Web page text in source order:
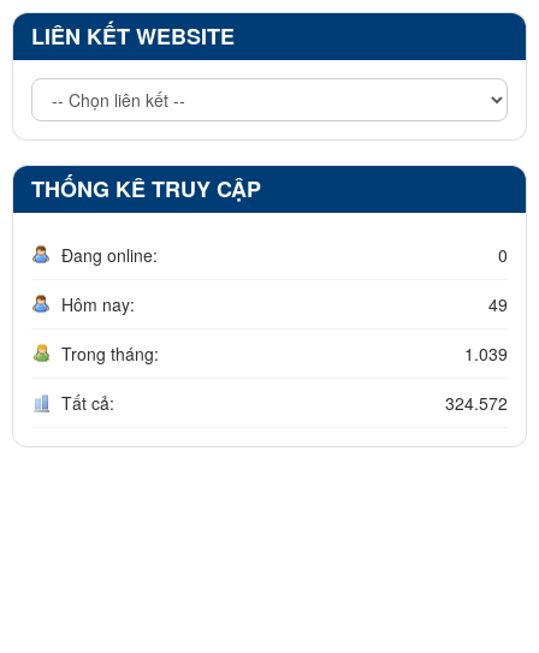
LIÊN KẾT WEBSITE
THỐNG KÊ TRUY CẬP
Đang online: 0
Hôm nay: 49
Trong tháng: 1.039
Tất cả: 324.572